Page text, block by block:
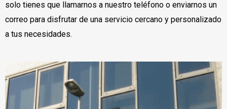
solo tienes que llamarnos a nuestro teléfono o enviarnos un
correo para disfrutar de una servicio cercano y personalizado
a tus necesidades.